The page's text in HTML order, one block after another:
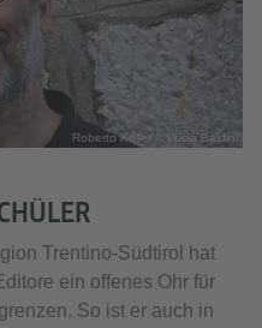
Roberto Keller © Lucia Baldini
Trentino-Südtirol hat
ein offenes Ohr für
So ist er auch in